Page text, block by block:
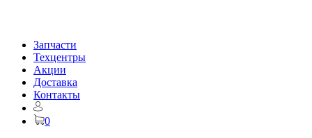
Запчасти
Техцентры
Акции
Доставка
Контакты
0